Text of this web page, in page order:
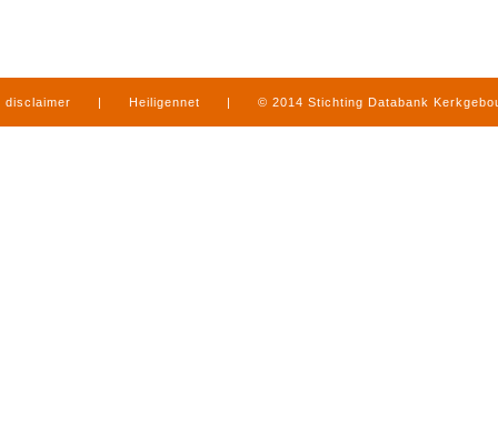
disclaimer | Heiligennet | © 2014 Stichting Databank